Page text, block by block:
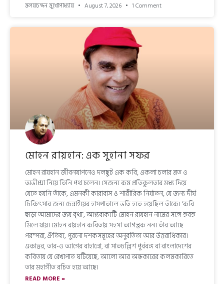
মলয়চন্দন মুখোপাধ্যায়
August 7, 2026 1 Comment
মোহন রায়হান: এক সুহানা সফর
মোহন রায়হান জীবনযাপনেও দলছুট এক কবি, একলা চলার ব্রত ও
অভীপ্সা নিয়ে তিনি পথ চলেন। সেজন্য কম প্রতিকূলতার মধ্য দিয়ে
যেতে হয়নি তাঁকে, এমনকী কারাবাস ও শারীরিক নির্যাতন, যে জন্য দীর্ঘ
চিকিৎসার জন্য চেন্নাইয়ের হাসপাতালে ভর্তি হতে হয়েছিল তাঁকে। ‘কবি
ছাড়া আমাদের জয় বৃথা’, আপ্তবাক্যটি মোহন রায়হান নামের সঙ্গে হুবহু
মিলে যায়। মোহন রায়হান কবিতায় সহসা আগন্তুক নন। তাঁর আছে
পরম্পরা, ঐতিহ্য, পুরনো দশকসমূহের অনুবর্তিতা আর উত্তরাধিকার।
একাত্তর, তার-ও আগের বাহান্নো, বা সাতচল্লিশ পূর্ববঙ্গ বা বাংলাদেশের
কবিতায় যে রেখাপাত ঘটিয়েছে, আলো আর অন্ধকারের কলমকারিতে
তার মহাগীত রচিত হয়ে আছে।
READ MORE »